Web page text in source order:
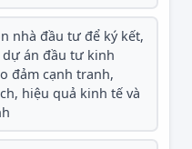
nhà đầu tư để ký kết,
án đầu tư kinh
đảm cạnh tranh,
hiệu quả kinh tế và